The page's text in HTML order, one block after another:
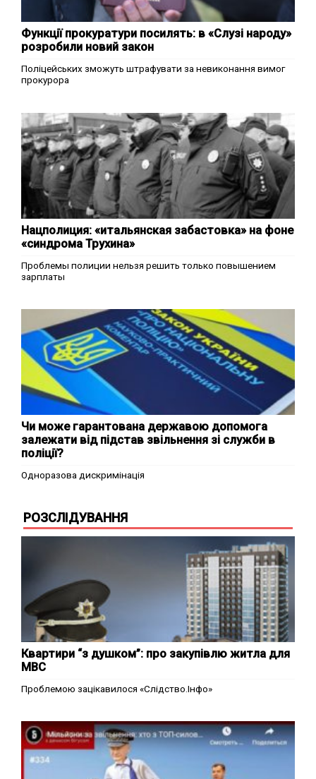
Функції прокуратури посилять: в «Слузі народу»
розробили новий закон
Поліцейських зможуть штрафувати за невиконання вимог
прокурора
Нацполиция: «итальянская забастовка» на фоне
«синдрома Трухина»
Проблемы полиции нельзя решить только повышением
зарплаты
Чи може гарантована державою допомога
залежати від підстав звільнення зі служби в
поліції?
Одноразова дискримінація
РОЗСЛІДУВАННЯ
Квартири “з душком”: про закупівлю житла для
МВС
Проблемою зацікавилося «Слідство.Інфо»